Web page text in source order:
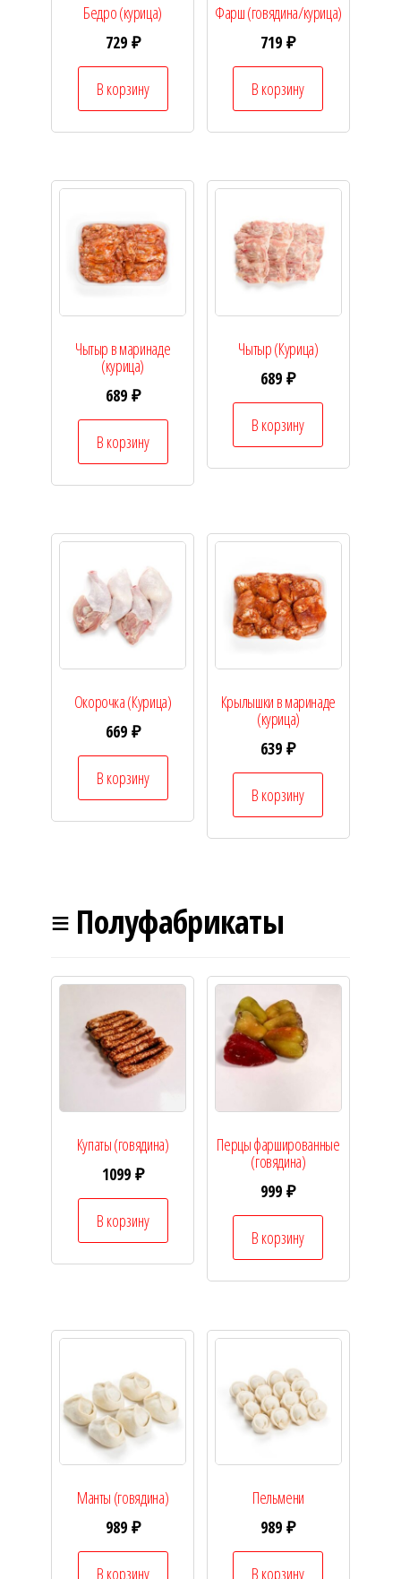
Бедро (курица)
729 ₽
В корзину
Фарш (говядина/курица)
719₽
В корзину
Чытыр в маринаде
(курица)
689 ₽
В корзину
Чытыр (Курица)
689₽
В корзину
Окорочка (Курица)
669 ₽
В корзину
Крылышки в маринаде
(курица)
639₽
В корзину
≡ Полуфабрикаты
Купаты (говядина)
1099 ₽
В корзину
Перцы фаршированные
(говядина)
999₽
В корзину
Манты (говядина)
989 ₽
В корзину
Пельмени
989₽
В корзину